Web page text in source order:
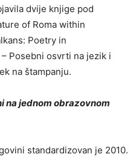
dvije knjige pod
of Roma within
Poetry in
Posebni osvrti na jezik i
na štampanju.
na jednom obrazovnom
standardizovan je 2010.